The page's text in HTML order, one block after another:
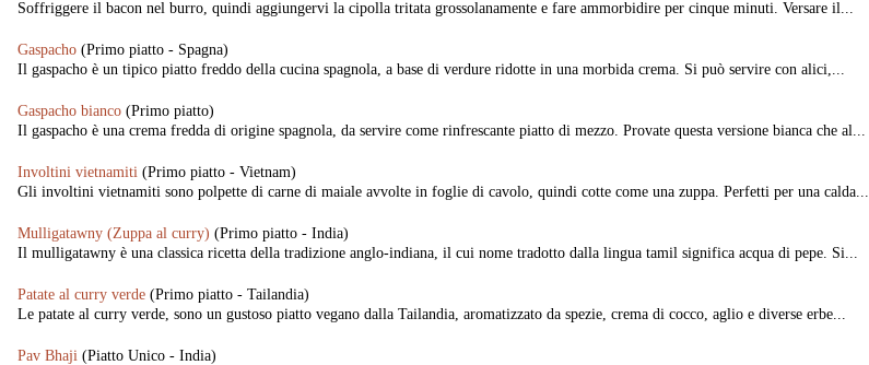
Soffriggere il bacon nel burro, quindi aggiungervi la cipolla tritata grossolanamente e fare ammorbidire per cinque minuti. Versare il...
Gaspacho (Primo piatto - Spagna)
Il gaspacho è un tipico piatto freddo della cucina spagnola, a base di verdure ridotte in una morbida crema. Si può servire con alici,...
Gaspacho bianco (Primo piatto)
Il gaspacho è una crema fredda di origine spagnola, da servire come rinfrescante piatto di mezzo. Provate questa versione bianca che al...
Involtini vietnamiti (Primo piatto - Vietnam)
Gli involtini vietnamiti sono polpette di carne di maiale avvolte in foglie di cavolo, quindi cotte come una zuppa. Perfetti per una calda...
Mulligatawny (Zuppa al curry) (Primo piatto - India)
Il mulligatawny è una classica ricetta della tradizione anglo-indiana, il cui nome tradotto dalla lingua tamil significa acqua di pepe. Si...
Patate al curry verde (Primo piatto - Tailandia)
Le patate al curry verde, sono un gustoso piatto vegano dalla Tailandia, aromatizzato da spezie, crema di cocco, aglio e diverse erbe...
Pav Bhaji (Piatto Unico - India)